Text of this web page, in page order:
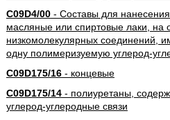
C09D4/00- Составы для нанесения
масляные или спиртовые лаки, на
низкомолекулярных
одну полимеризуемую углерод-
C09D175/16- концевые
C09D175/14- полиуретаны,
углерод-углеродные связи